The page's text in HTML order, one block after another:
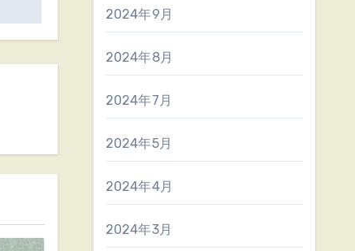
2024年9月
2024年8月
2024年7月
2024年5月
2024年4月
2024年3月